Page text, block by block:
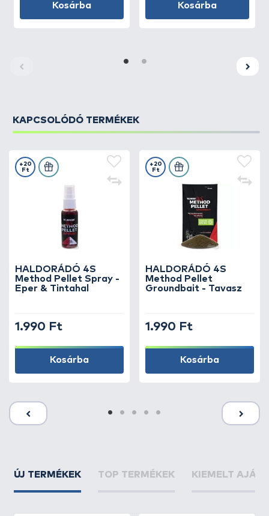
Kosárba Kosárba
KAPCSOLÓDÓ TERMÉKEK
HALDORÁDÓ 4S
Method Pellet Spray -
Eper & Tintahal
+20
Ft
1.990 Ft
Kosárba
HALDORÁDÓ 4S
Method Pellet
Groundbait - Tavasz
+20
Ft
1.990 Ft
Kosárba
ÚJ TERMÉKEK TOP TERMÉKEK KIEMELT